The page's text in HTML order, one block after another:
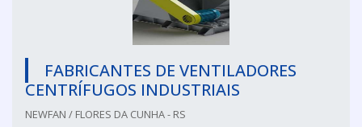
FABRICANTES DE VENTILADORES
CENTRÍFUGOS INDUSTRIAIS
NEWFAN / FLORES DA CUNHA - RS